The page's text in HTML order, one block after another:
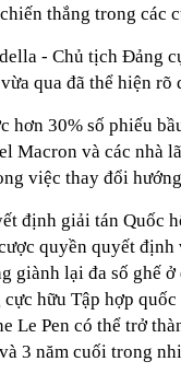
thắng trong các
- Chủ tịch Đảng
qua đã thể hiện rõ
hơn 30% số phiếu
Macron và các nhà
việc thay đổi
định giải tán Quốc
quyền quyết
giành lại đa số ghế
hữu Tập hợp
Le Pen có thể trở
3 năm cuối trong